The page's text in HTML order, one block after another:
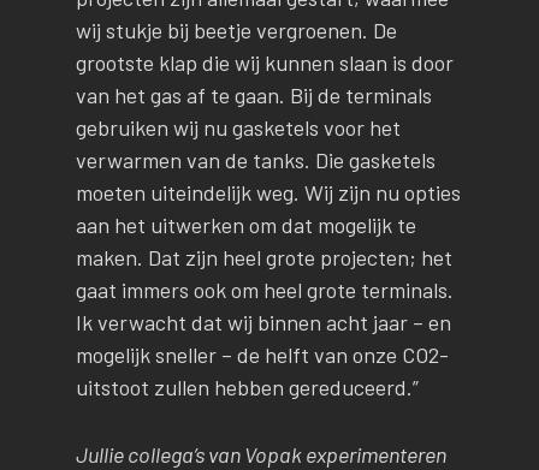
wij stukje bij beetje vergroenen. De
grootste klap die wij kunnen slaan is door
van het gas af te gaan. Bij de terminals
gebruiken wij nu gasketels voor het
verwarmen van de tanks. Die gasketels
moeten uiteindelijk weg. Wij zijn nu opties
aan het uitwerken om dat mogelijk te
maken. Dat zijn heel grote projecten; het
gaat immers ook om heel grote terminals.
Ik verwacht dat wij binnen acht jaar – en
mogelijk sneller – de helft van onze CO2-
uitstoot zullen hebben gereduceerd.”
Jullie collega’s van Vopak experimenteren